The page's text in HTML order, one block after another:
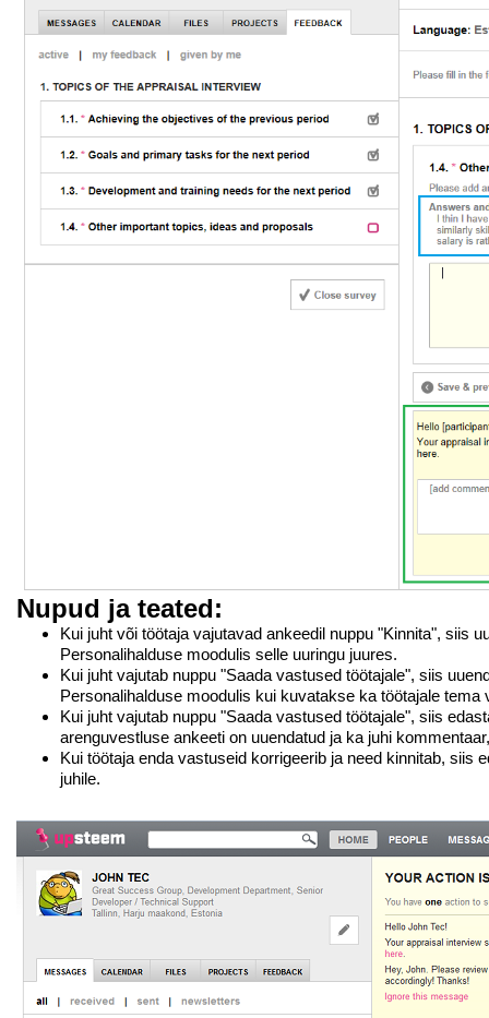
Nupud ja teated:
Kui juht või töötaja vajutavad ankeedil nuppu "Kinnita", siis
Personalihalduse moodulis selle uuringu juures.
Kui juht vajutab nuppu "Saada vastused töötajale", siis
Personalihalduse moodulis kui kuvatakse ka töötajale tema
Kui juht vajutab nuppu "Saada vastused töötajale", siis
arenguvestluse ankeeti on uuendatud ja ka juhi
Kui töötaja enda vastuseid korrigeerib ja need kinnitab, siis
juhile.